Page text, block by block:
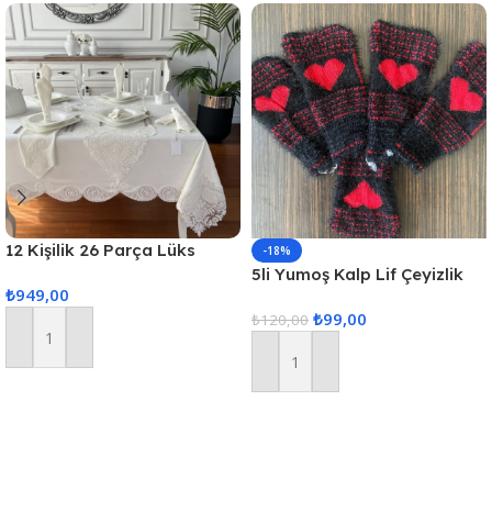
12 Kişilik 26 Parça Lüks
Masa Örtüsü Seti
₺949,00
Sepete Ekle
-18%
5li Yumoş Kalp Lif Çeyizlik
₺120,00 ₺99,00
Sepete Ekle